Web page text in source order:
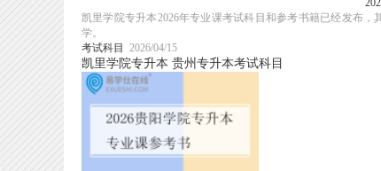
凯里学院专升本2026年专业课考试科目和参考书籍已经发布
学。
考试科目
2026/04/15
凯里学院专升本 贵州专升本考试科目